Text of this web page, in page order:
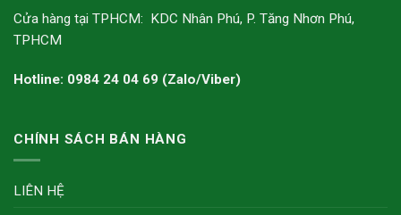
Cửa hàng tại TPHCM: KDC Nhân Phú, P. Tăng Nhơn Phú,
TPHCM
Hotline: 0984 24 04 69 (Zalo/Viber)
CHÍNH SÁCH BÁN HÀNG
LIÊN HỆ